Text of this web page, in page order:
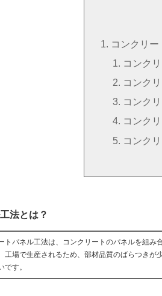
コンクリー
コンク
コンク
コンク
コンク
コンク
法とは？
トパネル工法は、コンクリートのパネルを組
工場で生産されるため、部材品質のばらつき
です。